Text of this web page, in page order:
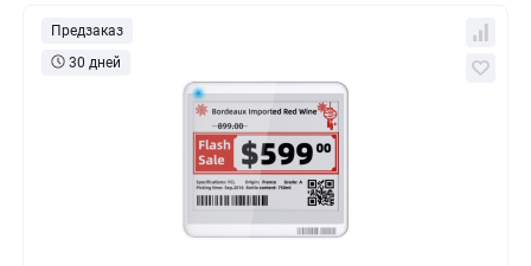
Предзаказ
30 дней